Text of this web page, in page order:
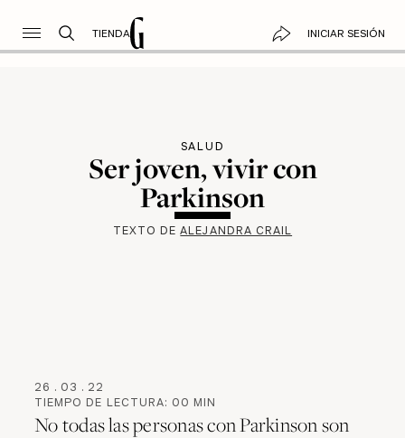
TIENDA INICIAR SESIÓN
SALUD
Ser joven, vivir con
Parkinson
TEXTO DEALEJANDRA CRAIL
26 . 03 . 22
TIEMPO DE LECTURA: 00 MIN
No todas las personas con Parkinson son